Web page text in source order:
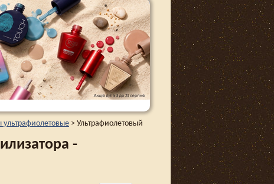
ультрафиолетовые > Ультрафиолетовый
-